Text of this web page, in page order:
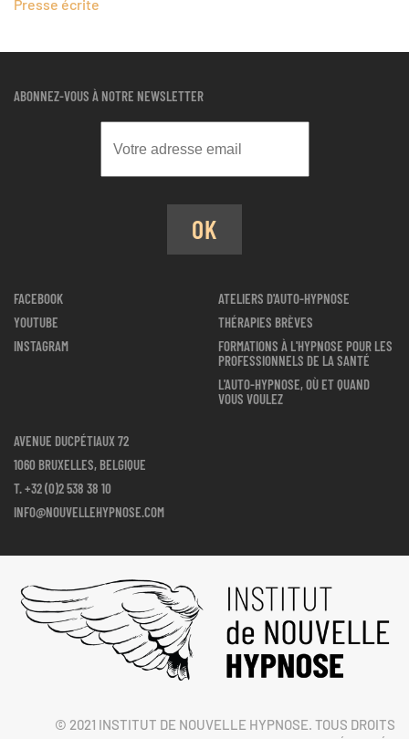
Presse écrite
ABONNEZ-VOUS À NOTRE NEWSLETTER
OK
FACEBOOK
YOUTUBE
INSTAGRAM
ATELIERS D'AUTO-HYPNOSE
THÉRAPIES BRÈVES
FORMATIONS À L'HYPNOSE POUR LES
PROFESSIONNELS DE LA SANTÉ
L'AUTO-HYPNOSE, OÙ ET QUAND
VOUS VOULEZ
AVENUE DUCPÉTIAUX 72
1060 BRUXELLES, BELGIQUE
T.+32 (0)2 538 38 10
INFO@NOUVELLEHYPNOSE.COM
© 2021 INSTITUT DE NOUVELLE HYPNOSE. TOUS DROITS